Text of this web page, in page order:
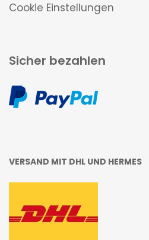
Cookie Einstellungen
Sicher bezahlen
VERSAND MIT DHL UND HERMES